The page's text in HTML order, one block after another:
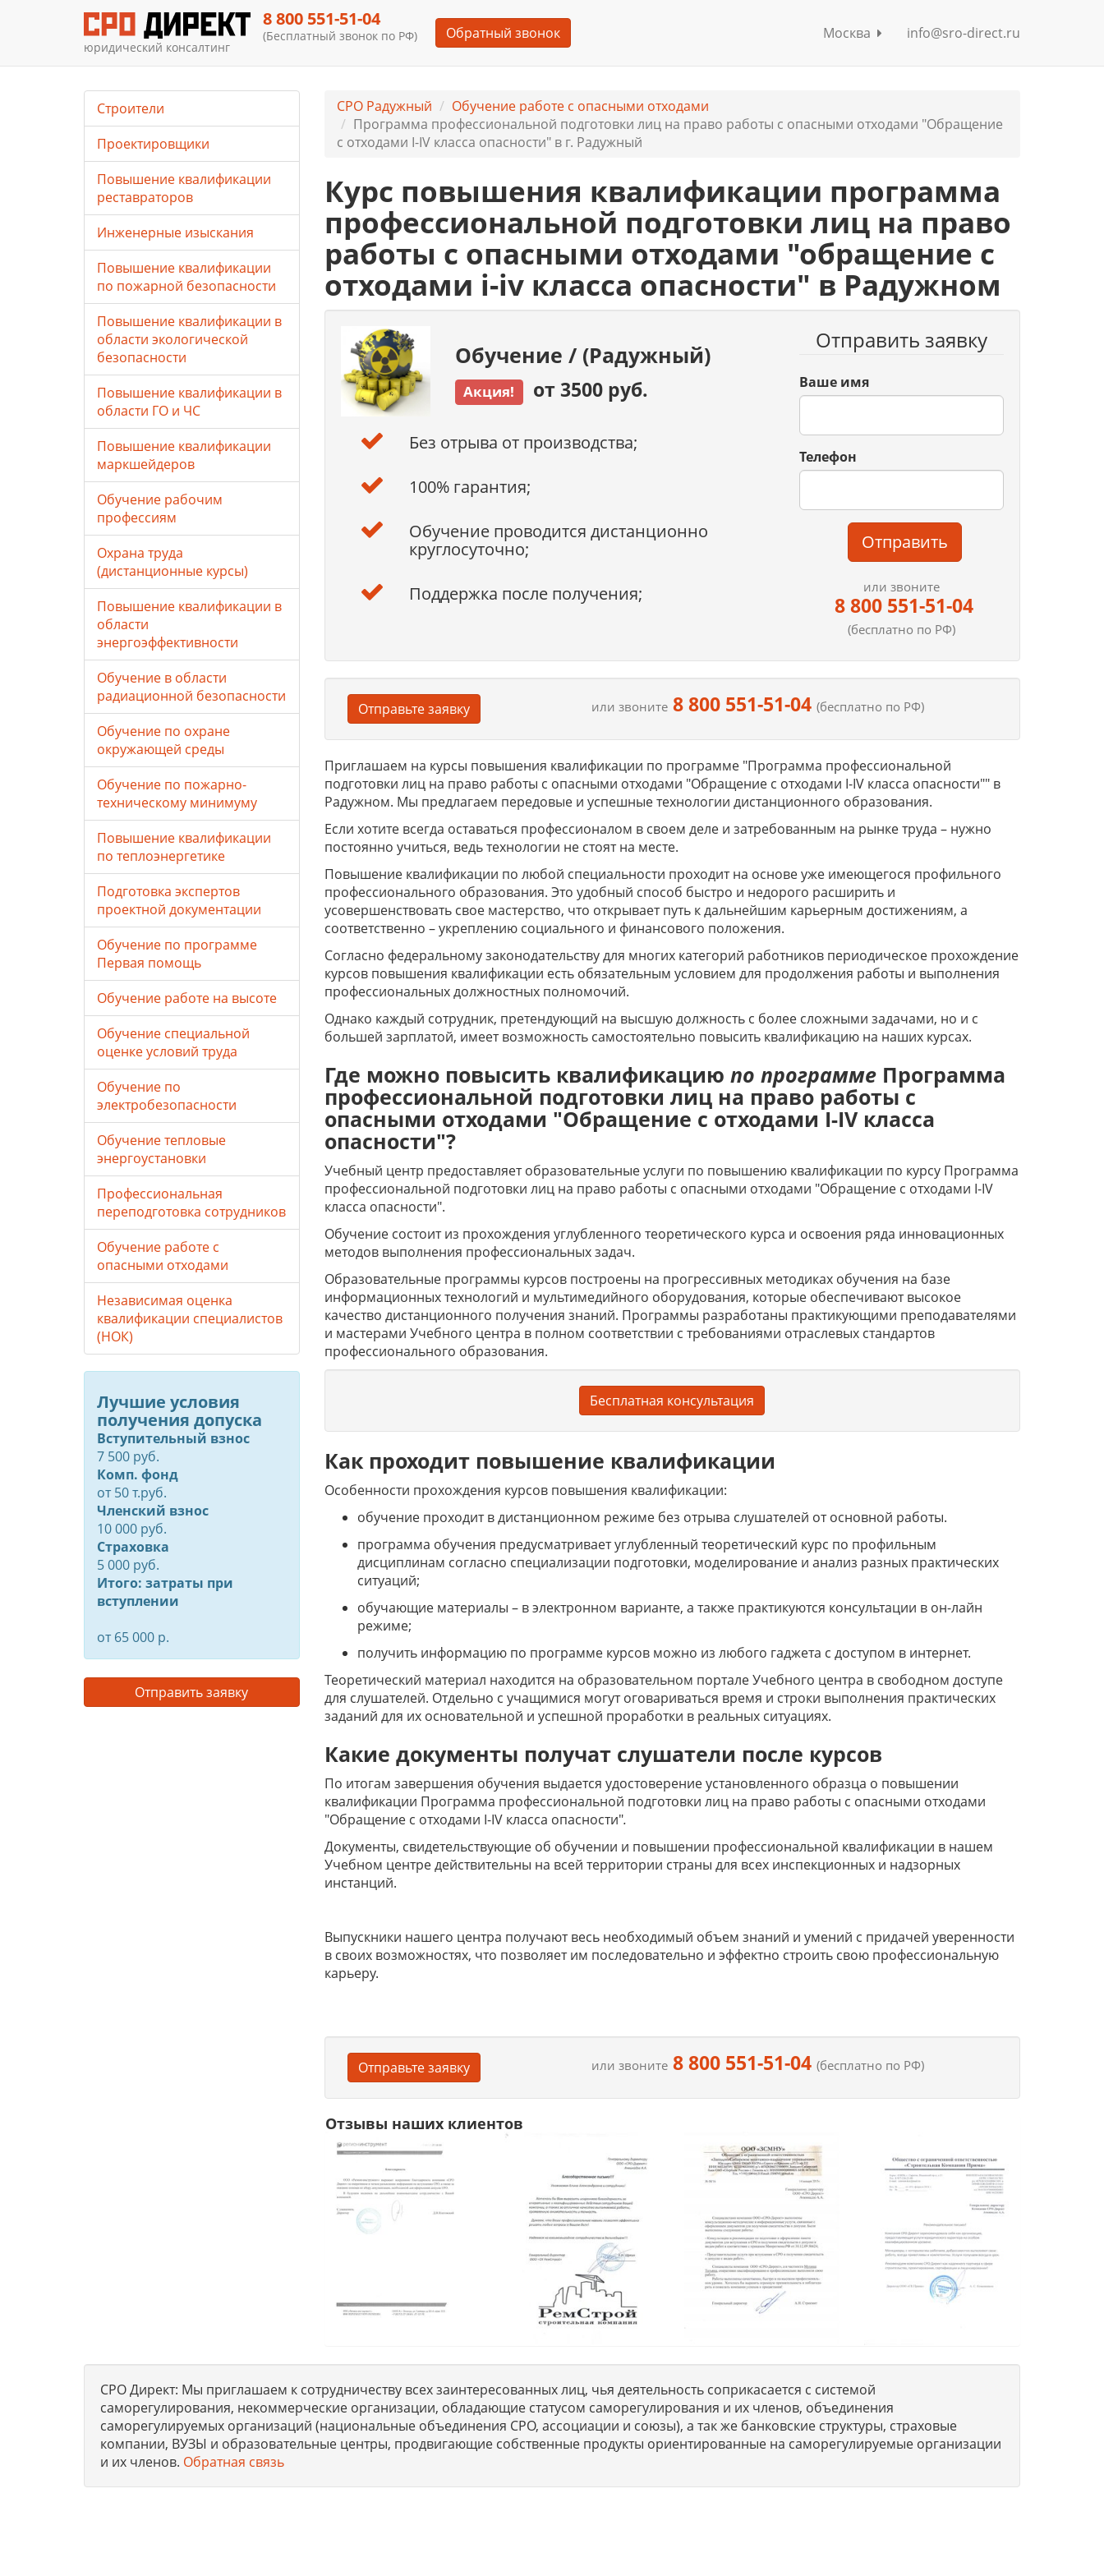
юридический консалтинг
8 800 551-51-04
(Бесплатный звонок по РФ) Обратный звонок Москва info@sro-direct.ru
СРО Радужный
Обучение работе с опасными отходами
Программа профессиональной подготовки лиц на право работы с опасными отходами "Обращение
с отходами I-IV класса опасности" в г. Радужный
Курс повышения квалификации программа
профессиональной подготовки лиц на право
работы с опасными отходами "обращение с
отходами i-iv класса опасности" в Радужном
Обучение / (Радужный)
Акция! от 3500 руб.
Без отрыва от производства;
100% гарантия;
Обучение проводится дистанционно
круглосуточно;
Поддержка после получения;
Отправить заявку
Ваше имя
Телефон
Отправить
или звоните
8 800 551-51-04
(бесплатно по РФ)
Отправьте заявку или звоните 8 800 551-51-04(бесплатно по РФ)
Приглашаем на курсы повышения квалификации по программе "Программа профессиональной
подготовки лиц на право работы с опасными отходами "Обращение с отходами I-IV класса опасности"" в
Радужном. Мы предлагаем передовые и успешные технологии дистанционного образования.
Если хотите всегда оставаться профессионалом в своем деле и затребованным на рынке труда – нужно
постоянно учиться, ведь технологии не стоят на месте.
Повышение квалификации по любой специальности проходит на основе уже имеющегося профильного
профессионального образования. Это удобный способ быстро и недорого расширить и
усовершенствовать свое мастерство, что открывает путь к дальнейшим карьерным достижениям, а
соответственно – укреплению социального и финансового положения.
Согласно федеральному законодательству для многих категорий работников периодическое прохождение
курсов повышения квалификации есть обязательным условием для продолжения работы и выполнения
профессиональных должностных полномочий.
Однако каждый сотрудник, претендующий на высшую должность с более сложными задачами, но и с
большей зарплатой, имеет возможность самостоятельно повысить квалификацию на наших курсах.
Где можно повысить квалификацию по программе Программа
профессиональной подготовки лиц на право работы с
опасными отходами "Обращение с отходами I-IV класса
опасности"?
Учебный центр предоставляет образовательные услуги по повышению квалификации по курсу Программа
профессиональной подготовки лиц на право работы с опасными отходами "Обращение с отходами I-IV
класса опасности".
Обучение состоит из прохождения углубленного теоретического курса и освоения ряда инновационных
методов выполнения профессиональных задач.
Образовательные программы курсов построены на прогрессивных методиках обучения на базе
информационных технологий и мультимедийного оборудования, которые обеспечивают высокое
качество дистанционного получения знаний. Программы разработаны практикующими преподавателями
и мастерами Учебного центра в полном соответствии с требованиями отраслевых стандартов
профессионального образования.
Бесплатная консультация
Как проходит повышение квалификации
Особенности прохождения курсов повышения квалификации:
обучение проходит в дистанционном режиме без отрыва слушателей от основной работы.
программа обучения предусматривает углубленный теоретический курс по профильным
дисциплинам согласно специализации подготовки, моделирование и анализ разных практических
ситуаций;
обучающие материалы – в электронном варианте, а также практикуются консультации в он-лайн
режиме;
получить информацию по программе курсов можно из любого гаджета с доступом в интернет.
Теоретический материал находится на образовательном портале Учебного центра в свободном доступе
для слушателей. Отдельно с учащимися могут оговариваться время и строки выполнения практических
заданий для их основательной и успешной проработки в реальных ситуациях.
Какие документы получат слушатели после курсов
По итогам завершения обучения выдается удостоверение установленного образца о повышении
квалификации Программа профессиональной подготовки лиц на право работы с опасными отходами
"Обращение с отходами I-IV класса опасности".
Документы, свидетельствующие об обучении и повышении профессиональной квалификации в нашем
Учебном центре действительны на всей территории страны для всех инспекционных и надзорных
инстанций.
Выпускники нашего центра получают весь необходимый объем знаний и умений с придачей уверенности
в своих возможностях, что позволяет им последовательно и эффектно строить свою профессиональную
карьеру.
Отправьте заявку или звоните 8 800 551-51-04(бесплатно по РФ)
Отзывы наших клиентов
Строители
Проектировщики
Повышение квалификации
реставраторов
Инженерные изыскания
Повышение квалификации
по пожарной безопасности
Повышение квалификации в
области экологической
безопасности
Повышение квалификации в
области ГО и ЧС
Повышение квалификации
маркшейдеров
Обучение рабочим
профессиям
Охрана труда
(дистанционные курсы)
Повышение квалификации в
области
энергоэффективности
Обучение в области
радиационной безопасности
Обучение по охране
окружающей среды
Обучение по пожарно-
техническому минимуму
Повышение квалификации
по теплоэнергетике
Подготовка экспертов
проектной документации
Обучение по программе
Первая помощь
Обучение работе на высоте
Обучение специальной
оценке условий труда
Обучение по
электробезопасности
Обучение тепловые
энергоустановки
Профессиональная
переподготовка сотрудников
Обучение работе с
опасными отходами
Независимая оценка
квалификации специалистов
(НОК)
Лучшие условия
получения допуска
Вступительный взнос
7 500 руб.
Комп. фонд
от50т.руб.
Членский взнос
10 000 руб.
Страховка
5 000 руб.
Итого: затраты при
вступлении
от 65 000 р.
Отправить заявку
СРО Директ: Мы приглашаем к сотрудничеству всех заинтересованных лиц, чья деятельность соприкасается с системой
саморегулирования, некоммерческие организации, обладающие статусом саморегулирования и их членов, объединения
саморегулируемых организаций (национальные объединения СРО, ассоциации и союзы), а так же банковские структуры, страховые
компании, ВУЗЫ и образовательные центры, продвигающие собственные продукты ориентированные на саморегулируемые организации
и их членов. Обратная связь